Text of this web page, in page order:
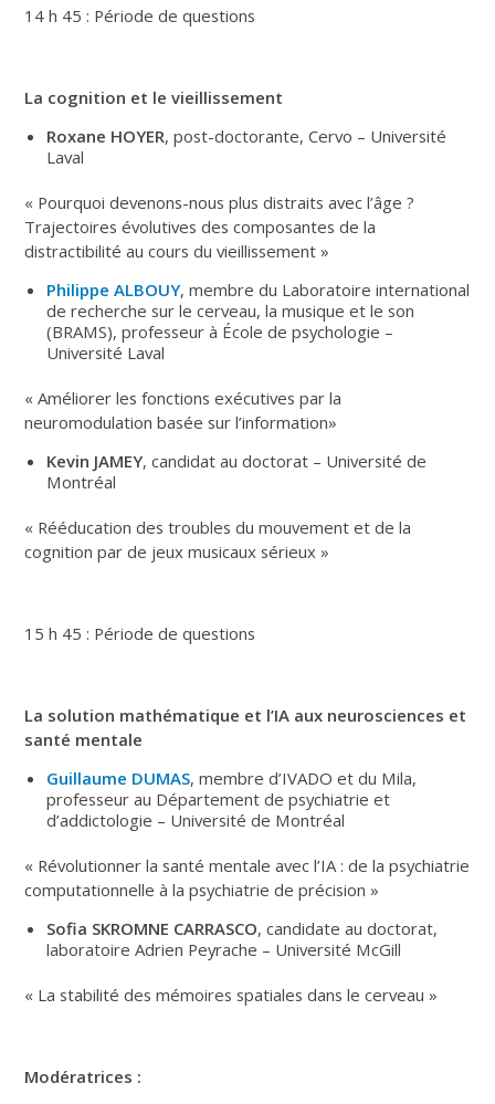
14 h 45 : Période de questions
La cognition et le vieillissement
Roxane HOYER, post-doctorante, Cervo – Université
Laval
« Pourquoi devenons-nous plus distraits avec l’âge ?
Trajectoires évolutives des composantes de la
distractibilité au cours du vieillissement »
Philippe ALBOUY, membre du Laboratoire international
de recherche sur le cerveau, la musique et le son
(BRAMS), professeur à École de psychologie –
Université Laval
« Améliorer les fonctions exécutives par la
neuromodulation basée sur l’information»
Kevin JAMEY, candidat au doctorat – Université de
Montréal
« Rééducation des troubles du mouvement et de la
cognition par de jeux musicaux sérieux »
15 h 45 : Période de questions
La solution mathématique et l’IA aux neurosciences et
santé mentale
Guillaume DUMAS, membre d’IVADO et du Mila,
professeur au Département de psychiatrie et
d’addictologie – Université de Montréal
« Révolutionner la santé mentale avec l’IA : de la psychiatrie
computationnelle à la psychiatrie de précision »
Sofia SKROMNE CARRASCO, candidate au doctorat,
laboratoire Adrien Peyrache – Université McGill
« La stabilité des mémoires spatiales dans le cerveau »
Modératrices :